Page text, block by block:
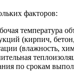
факторов:
температура
(кирпич,
(влажность,
по срокам